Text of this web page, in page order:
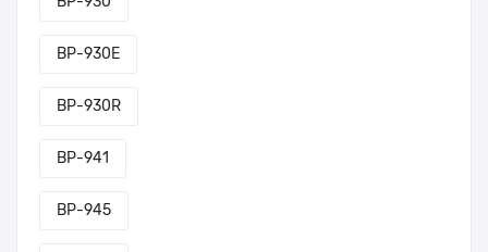
BP-930E
BP-930R
BP-941
BP-945